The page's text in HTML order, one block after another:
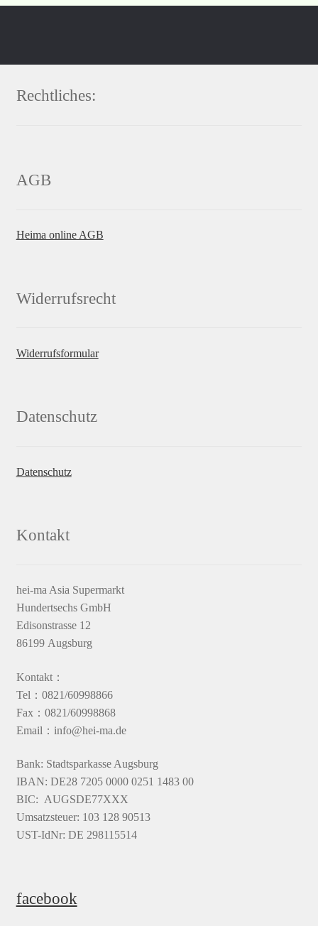
Rechtliches:
AGB
Heima online AGB
Widerrufsrecht
Widerrufsformular
Datenschutz
Datenschutz
Kontakt
hei-ma Asia Supermarkt
Hundertsechs GmbH
Edisonstrasse 12
86199 Augsburg
Kontakt：
Tel：0821/60998866
Fax：0821/60998868
Email：info@hei-ma.de
Bank: Stadtsparkasse Augsburg
IBAN: DE28 7205 0000 0251 1483 00
BIC: AUGSDE77XXX
Umsatzsteuer: 103 128 90513
UST-IdNr: DE 298115514
facebook